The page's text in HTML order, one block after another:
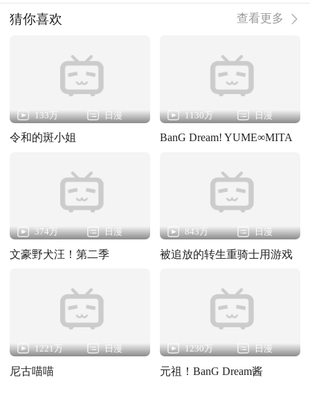
猜你喜欢 查看更多
133万 日漫
令和的斑小姐
1130万 日漫
BanG Dream! YUME∞MITA
374万 日漫
文豪野犬汪！第二季
843万 日漫
被追放的转生重骑士用游戏
1221万 日漫
尼古喵喵
1230万 日漫
元祖！BanG Dream酱